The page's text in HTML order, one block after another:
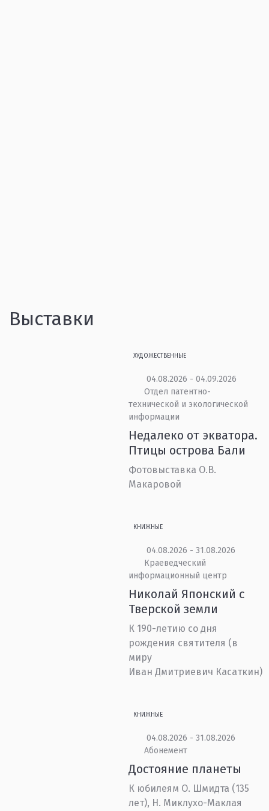
Выставки
ХУДОЖЕСТВЕННЫЕ
04.08.2026 - 04.09.2026
Отдел патентно-
технической и экологической
информации
Недалеко от экватора.
Птицы острова Бали
Фотовыставка О.В.
Макаровой
КНИЖНЫЕ
04.08.2026 - 31.08.2026
Краеведческий
информационный центр
Николай Японский с
Тверской земли
К 190-летию со дня
рождения святителя (в
миру
Иван Дмитриевич Касаткин)
КНИЖНЫЕ
04.08.2026 - 31.08.2026
Абонемент
Достояние планеты
К юбилеям О. Шмидта (135
лет), Н. Миклухо-Маклая